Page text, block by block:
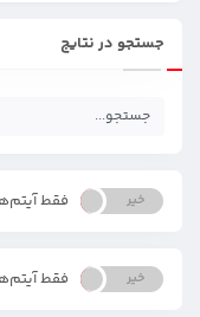
جستجو در نتایج
بله خیر فقط
بله خیر فقط